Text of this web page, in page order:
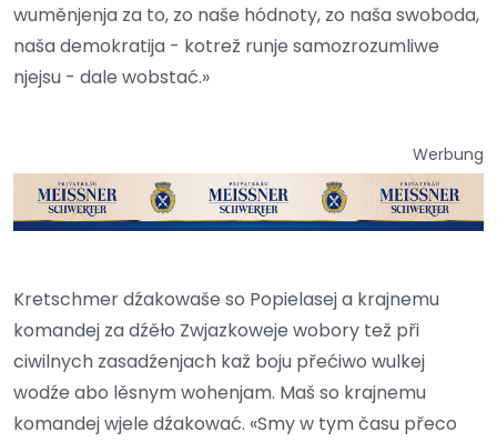
wuměnjenja za to, zo naše hódnoty, zo naša swoboda,
naša demokratija - kotrež runje samozrozumliwe
njejsu - dale wobstać.»
Werbung
Kretschmer dźakowaše so Popielasej a krajnemu
komandej za dźěło Zwjazkoweje wobory tež při
ciwilnych zasadźenjach kaž boju přećiwo wulkej
wodźe abo lěsnym wohenjam. Maš so krajnemu
komandej wjele dźakować. «Smy w tym času přeco